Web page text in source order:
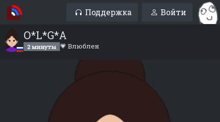
Поддержка Войти
O*L*G*A
2 минуты 💗 Влюблен